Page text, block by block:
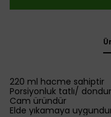
220 ml hacme sahiptir
Porsiyonluk tatlı/
Cam üründür
Elde yıkamaya